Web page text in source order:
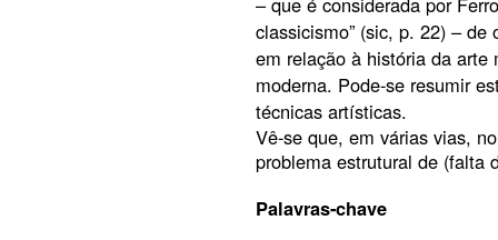
classicismo” (sic, p. 22) –
em relação à história da arte
moderna. Pode-se resumir
técnicas artísticas.
Vê-se que, em várias vias,
problema estrutural de (falta
Palavras-chave